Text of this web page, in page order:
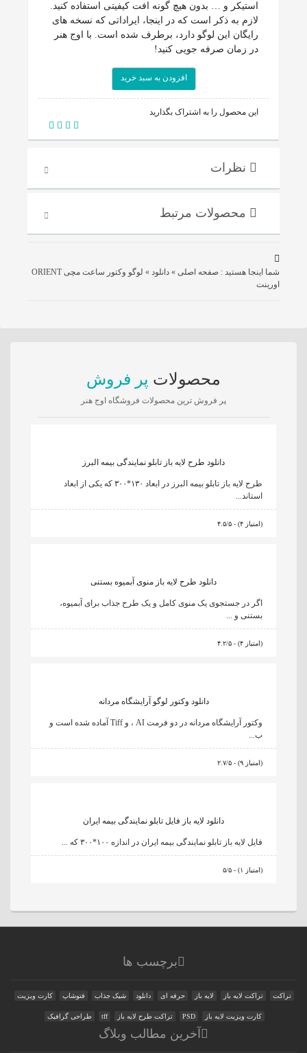
استیکر و … بدون هیچ گونه افت کیفیتی استفاده کنید.
لازم به ذکر است که در اینجا، ایراداتی که نسخه های
رایگان این لوگو دارد، برطرف شده است. با اوج هنر
در زمان صرفه جویی کنید!
افزودن به سبد خرید
این محصول را به اشتراک بگذارید
شما اینجا هستید : صفحه اصلی » دانلود »
لوگو وکتور ساعت مچی ORIENT
اورینت
محصولات پر فروش
پر فروش ترین محصولات فروشگاه اوج هنر
دانلود طرح لایه باز تابلو نمایندگی بیمه البرز
طرح لایه باز تابلو بیمه البرز در ابعاد ۱۳۰*۳۰۰ که یکی از ابعاد
استاند...
۴.۵/۵ - (۴ امتیاز)
دانلود طرح لایه باز منوی آبمیوه بستنی
اگر در جستجوی یک منوی کامل و یک طرح جذاب برای آبمیوه،
بستنی و ...
۴.۲/۵ - (۴ امتیاز)
دانلود وکتور لوگو آرایشگاه مردانه
وکتور آرایشگاه مردانه در دو فرمت AI ، و Tiff آماده شده است و
ب...
۲.۷/۵ - (۹ امتیاز)
دانلود لایه باز فایل تابلو نمایندگی بیمه ایران
فایل لایه باز تابلو نمایندگی بیمه ایران در اندازه ۱۰۰*۳۰۰ که ...
۵/۵ - (۱ امتیاز)
برچسب ها
تراکت تراکت لایه باز لایه باز حرفه ای دانلود شیک جذاب فتوشاپ کارت ویزیت
کارت ویزیت لایه باز PSD تراکت طرح لایه باز tff طراحی گرافیک
آخرین مطالب وبلاگ